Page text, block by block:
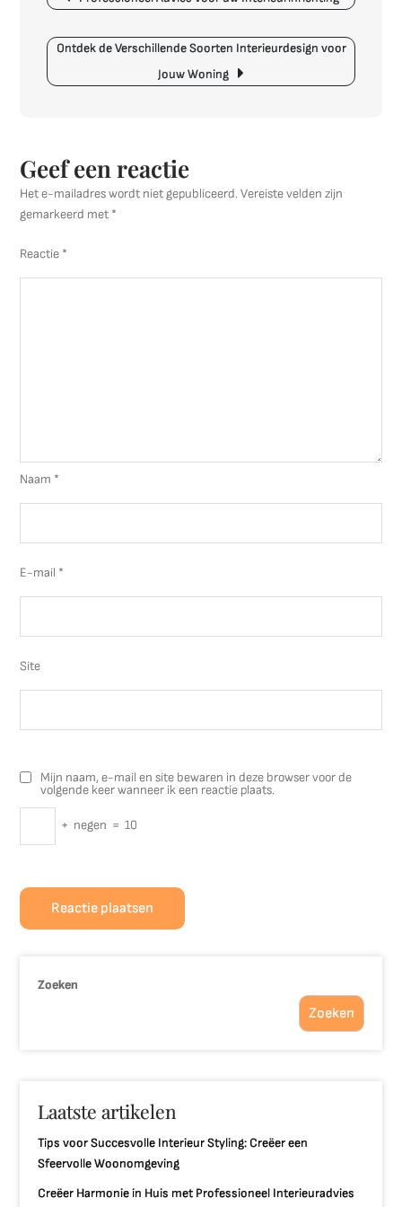
Slaapkamer
Ideeën
Ontdek de Verschillende Soorten Interieurdesign voor
Jouw Woning
Geef een reactie
Het e-mailadres wordt niet gepubliceerd. Vereiste velden zijn
gemarkeerd met *
Reactie *
Naam *
E-mail *
Site
Mijn naam, e-mail en site bewaren in deze browser voor de
volgende keer wanneer ik een reactie plaats.
+ negen = 10
Zoeken
Zoeken
Laatste artikelen
Tips voor Succesvolle Interieur Styling: Creëer een
Sfeervolle Woonomgeving
Creëer Harmonie in Huis met Professioneel Interieuradvies